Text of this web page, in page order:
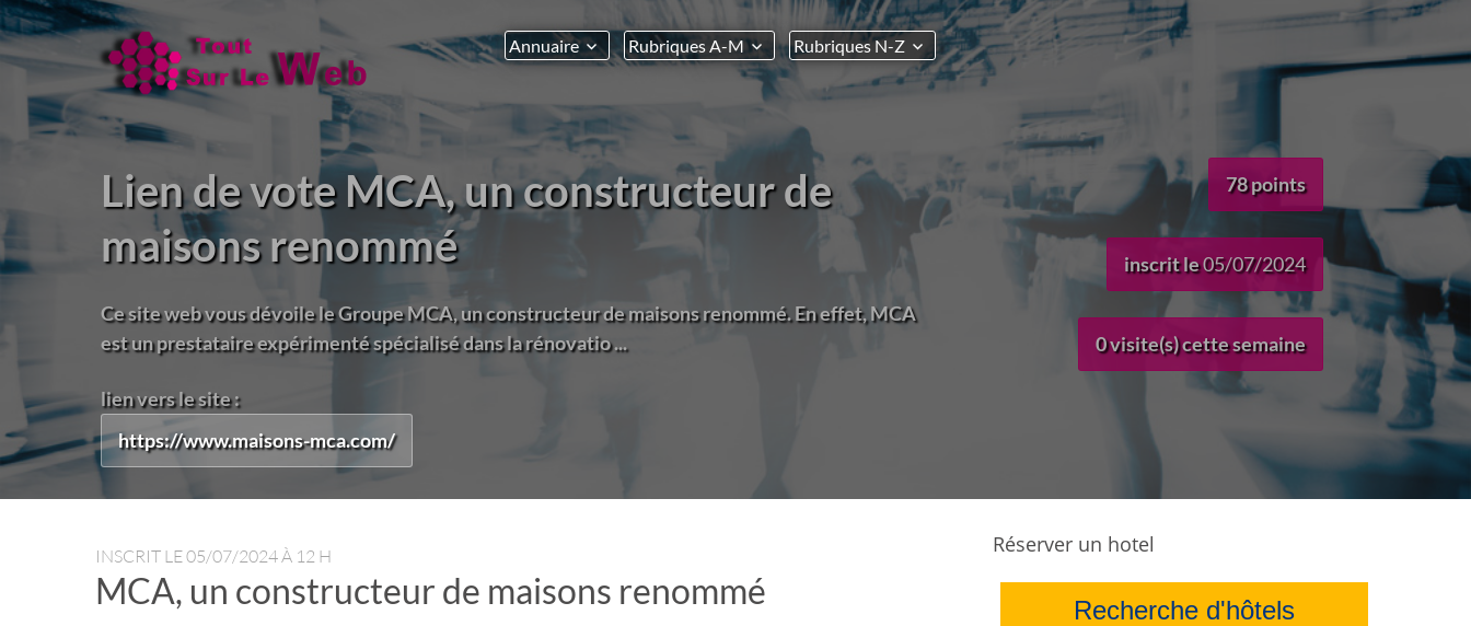
Annuaire Rubriques A-M Rubriques N-Z
Lien de vote MCA, un constructeur de
maisons renommé
Ce site web vous dévoile le Groupe MCA, un constructeur de maisons renommé. En effet, MCA
est un prestataire expérimenté spécialisé dans la rénovatio ...
lien vers le site :
https://www.maisons-mca.com/
78 points
inscrit le05/07/2024
0 visite(s) cette semaine
INSCRIT LE05/07/2024 À 12 H
MCA, un constructeur de maisons renommé
Réserver un hotel
Recherche d'hôtels